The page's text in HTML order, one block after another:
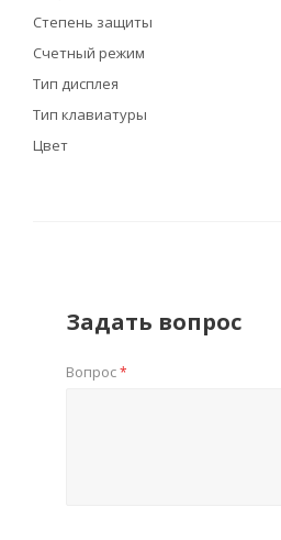
Степень защиты
Счетный режим
Тип дисплея
Тип клавиатуры
Цвет
Задать вопрос
Вопрос*